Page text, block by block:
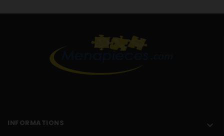
INFORMATIONS 